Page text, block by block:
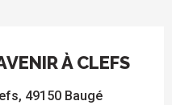
À CLEFS
49150 Baugé